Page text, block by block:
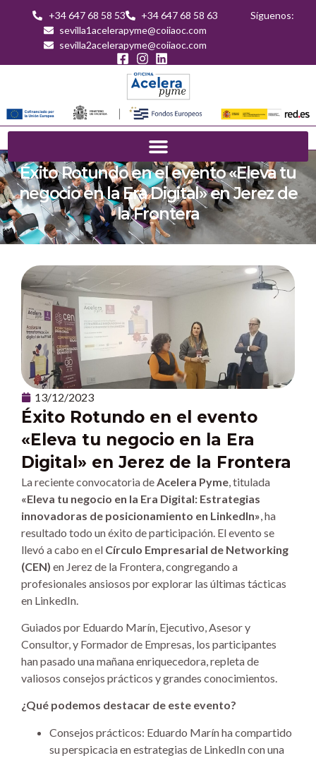
+34 647 68 58 53
+34 647 68 58 63
sevilla1acelerapyme@coiiaoc.com
sevilla2acelerapyme@coiiaoc.com
Síguenos:
Éxito Rotundo en el evento «Eleva tu
negocio en la Era Digital» en Jerez de
la Frontera
13/12/2023
Éxito Rotundo en el evento
«Eleva tu negocio en la Era
Digital» en Jerez de la Frontera
La reciente convocatoria de Acelera Pyme , titulada
«Eleva tu negocio en la Era Digital: Estrategias
innovadoras de posicionamiento en LinkedIn» , ha
resultado todo un éxito de participación. El evento se
llevó a cabo en el Círculo Empresarial de Networking
(CEN) en Jerez de la Frontera, congregando a
profesionales ansiosos por explorar las últimas tácticas
en LinkedIn.
Guiados por Eduardo Marín, Ejecutivo, Asesor y
Consultor, y Formador de Empresas, los participantes
han pasado una mañana enriquecedora, repleta de
valiosos consejos prácticos y grandes conocimientos.
¿Qué podemos destacar de este evento?
Consejos prácticos: Eduardo Marín ha compartido
su perspicacia en estrategias de LinkedIn con una